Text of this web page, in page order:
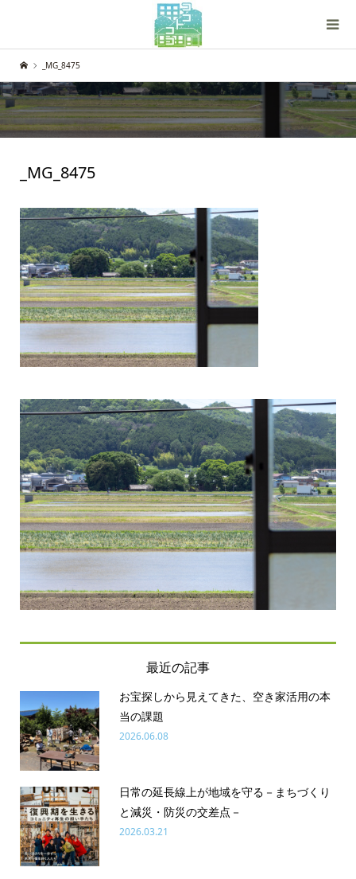
_MG_8475
_MG_8475
最近の記事
お宝探しから見えてきた、空き家活用の本
当の課題
2026.06.08
日常の延長線上が地域を守る－まちづくり
と減災・防災の交差点－
2026.03.21